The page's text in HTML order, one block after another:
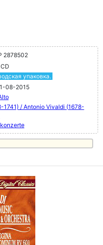
2878502
CD
упаковка.
08-2015
1741) / Antonio Vivaldi (1678-